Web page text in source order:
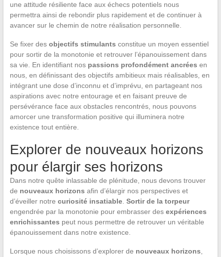
une attitude résiliente face aux échecs potentiels nous
permettra ainsi de rebondir plus rapidement et de continuer à
avancer sur le chemin de notre réalisation personnelle.
Se fixer des objectifs stimulants constitue un moyen essentiel
pour sortir de la monotonie et retrouver l’épanouissement dans
sa vie. En identifiant nos passions profondément ancrées en
nous, en définissant des objectifs ambitieux mais réalisables, en
intégrant une dose d’inconnu et d’imprévu, en partageant nos
aspirations avec notre entourage et en faisant preuve de
persévérance face aux obstacles rencontrés, nous pouvons
amorcer une transformation positive qui illuminera notre
existence tout entière.
Explorer de nouveaux horizons
pour élargir ses horizons
Dans notre quête inlassable de plénitude, nous devons trouver
de nouveaux horizons afin d’élargir nos perspectives et
d’éveiller notre curiosité insatiable. Sortir de la torpeur
engendrée par la monotonie pour embrasser des expériences
enrichissantes peut nous permettre de retrouver un véritable
épanouissement dans notre existence.
Lorsque nous choisissons d’explorer de nouveaux horizons